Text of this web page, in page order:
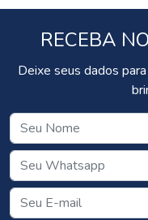
RECEBA
Deixe seus dados